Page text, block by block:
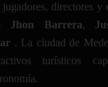
directores y
Jhon Barrera,
. La ciudad de
turísticos